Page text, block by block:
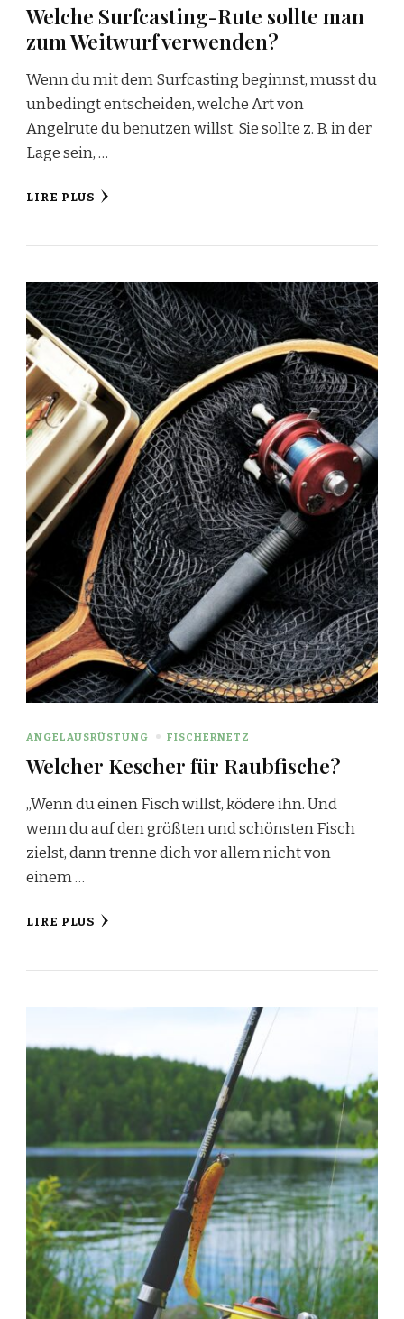
Welche Surfcasting-Rute sollte man
zum Weitwurf verwenden?
Wenn du mit dem Surfcasting beginnst, musst du
unbedingt entscheiden, welche Art von
Angelrute du benutzen willst. Sie sollte z. B. in der
Lage sein, …
LIRE PLUS
ANGELAUSRÜSTUNG FISCHERNETZ
Welcher Kescher für Raubfische?
„Wenn du einen Fisch willst, ködere ihn. Und
wenn du auf den größten und schönsten Fisch
zielst, dann trenne dich vor allem nicht von
einem …
LIRE PLUS